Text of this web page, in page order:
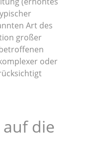
Art des
großer
oder
die